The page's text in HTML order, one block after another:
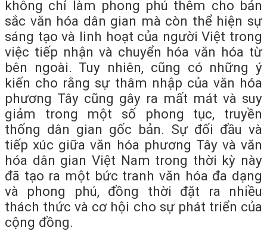
không chỉ làm phong phú thêm cho bản
sắc văn hóa dân gian mà còn thể hiện sự
sáng tạo và linh hoạt của người Việt trong
việc tiếp nhận và chuyển hóa văn hóa từ
bên ngoài. Tuy nhiên, cũng có những ý
kiến cho rằng sự thâm nhập của văn hóa
phương Tây cũng gây ra mất mát và suy
giảm trong một số phong tục, truyền
thống dân gian gốc bản. Sự đối đầu và
tiếp xúc giữa văn hóa phương Tây và văn
hóa dân gian Việt Nam trong thời kỳ này
đã tạo ra một bức tranh văn hóa đa dạng
và phong phú, đồng thời đặt ra nhiều
thách thức và cơ hội cho sự phát triển của
cộng đồng.